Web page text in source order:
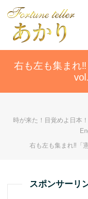
content
右も左も集まれ
時が来た！目覚めよ日本
右も左も集まれ‼「
スポンサーリ